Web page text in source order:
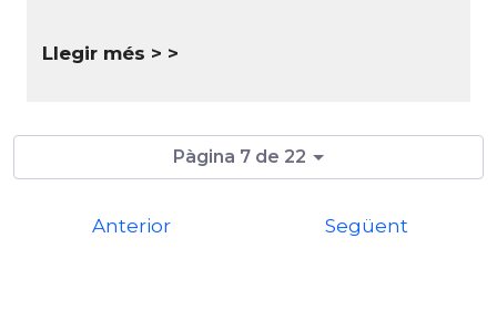
Llegir més >
Pàgina 7 de 22
Anterior Següent